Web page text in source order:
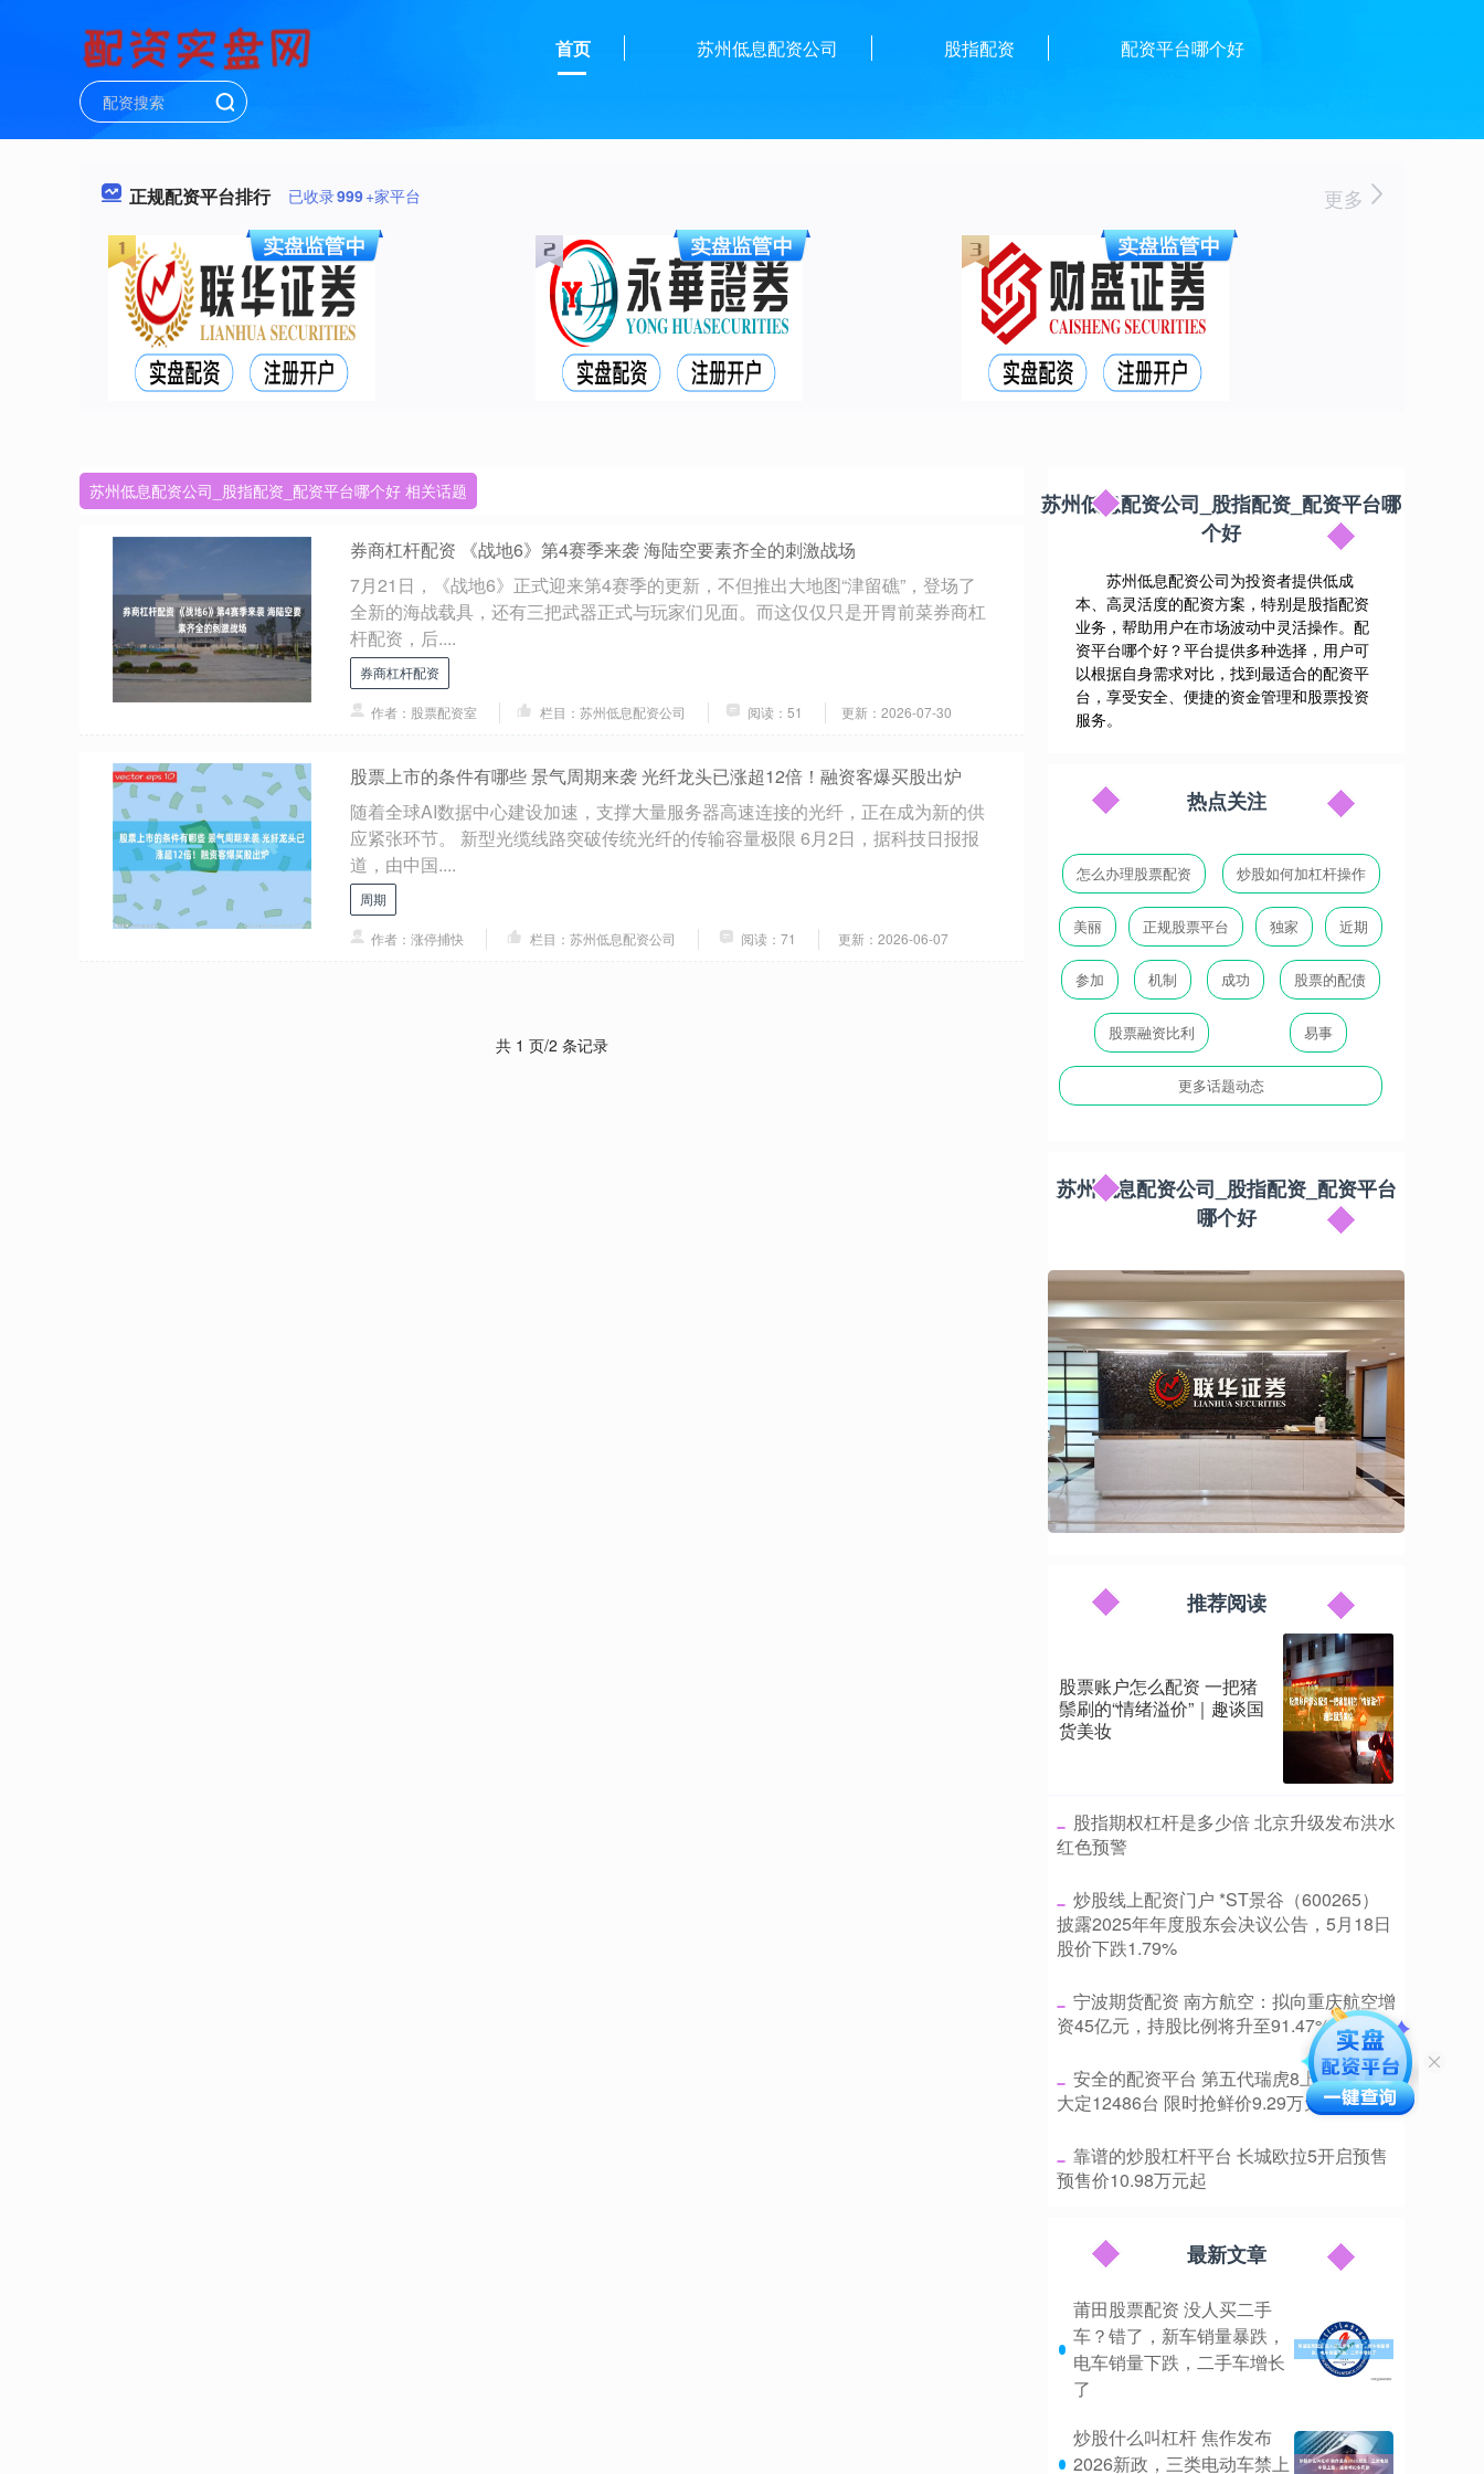
首页 苏州低息配资公司 股指配资 配资平台哪个好
正规配资平台排行 已收录999+家平台 更多
苏州低息配资公司_股指配资_配资平台哪个好 相关话题
券商杠杆配资 《战地6》第4赛季来袭 海陆空要素齐全的刺激战场
7月21日，《战地6》正式迎来第4赛季的更新，不但推出大地图“津留礁”，登场了
全新的海战载具，还有三把武器正式与玩家们见面。而这仅仅只是开胃前菜券商杠
杆配资，后....
券商杠杆配资
作者：股票配资室 栏目：苏州低息配资公司 阅读：51 更新：2026-07-30
股票上市的条件有哪些 景气周期来袭 光纤龙头已涨超12倍！融资客爆买股出炉
随着全球AI数据中心建设加速，支撑大量服务器高速连接的光纤，正在成为新的供
应紧张环节。 新型光缆线路突破传统光纤的传输容量极限 6月2日，据科技日报报
道，由中国....
周期
作者：涨停捕快 栏目：苏州低息配资公司 阅读：71 更新：2026-06-07
共 1 页/2 条记录
苏州低息配资公司_股指配资_配资平台哪
个好
苏州低息配资公司为投资者提供低成
本、高灵活度的配资方案，特别是股指配资
业务，帮助用户在市场波动中灵活操作。配
资平台哪个好？平台提供多种选择，用户可
以根据自身需求对比，找到最适合的配资平
台，享受安全、便捷的资金管理和股票投资
服务。
热点关注
怎么办理股票配资 炒股如何加杠杆操作
美丽 正规股票平台 独家 近期
参加 机制 成功 股票的配债
股票融资比利 易事
更多话题动态
苏州低息配资公司_股指配资_配资平台
哪个好
推荐阅读
股票账户怎么配资 一把猪
鬃刷的“情绪溢价”｜趣谈国
货美妆
​股指期权杠杆是多少倍 北京升级发布洪水
红色预警
​炒股线上配资门户 *ST景谷（600265）
披露2025年年度股东会决议公告，5月18日
股价下跌1.79%
​宁波期货配资 南方航空：拟向重庆航空增
资45亿元，持股比例将升至91.47%
​安全的配资平台 第五代瑞虎8上市24小时
大定12486台 限时抢鲜价9.29万元起
​靠谱的炒股杠杆平台 长城欧拉5开启预售
预售价10.98万元起
最新文章
莆田股票配资 没人买二手
车？错了，新车销量暴跌，
电车销量下跌，二手车增长
了
炒股什么叫杠杆 焦作发布
2026新政，三类电动车禁上